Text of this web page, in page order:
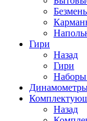
Гири
Назад
Гири
Наборы
Назад